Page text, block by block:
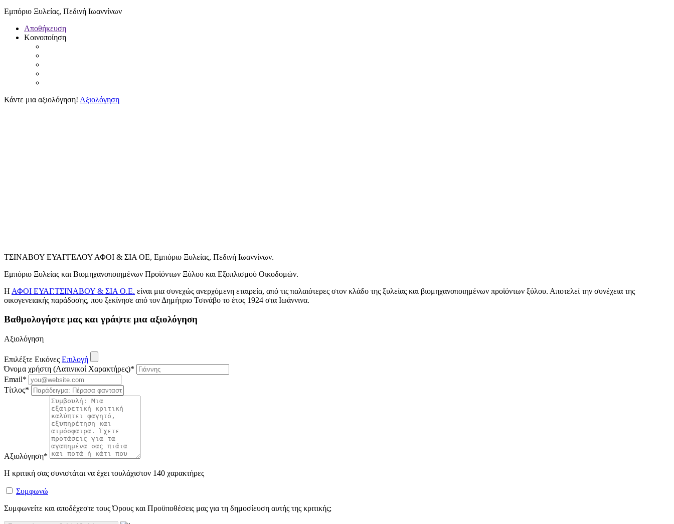
Εμπόριο Ξυλείας, Πεδινή Ιωαννίνων
Αποθήκευση
Κοινοποίηση
Κάντε μια αξιολόγηση! Αξιολόγηση
ΤΣΙΝΑΒΟΥ ΕΥΑΓΓΕΛΟΥ ΑΦΟΙ & ΣΙΑ ΟΕ, Εμπόριο Ξυλείας, Πεδινή Ιωαννίνων.
Εμπόριο Ξυλείας και Βιομηχανοποιημένων Προϊόντων Ξύλου και Εξοπλισμού Οικοδομών.
Η ΑΦΟΙ ΕΥΑΓ.ΤΣΙΝΑΒΟΥ & ΣΙΑ Ο.Ε. είναι μια συνεχώς ανερχόμενη εταιρεία, από τις παλαιότερες στον κλάδο της ξυλείας και βιομηχανοποιημένων προϊόντων ξύλου. Αποτελεί την συνέχεια της
οικογενειακής παράδοσης, που ξεκίνησε από τον Δημήτριο Τσινάβο το έτος 1924 στα Ιωάννινα.
Βαθμολογήστε μας και γράψτε μια αξιολόγηση
Αξιολόγηση
Επιλέξτε Εικόνες Επιλογή
Όνομα χρήστη (Λατινικοί Χαρακτήρες)*
Email*
Τίτλος*
Αξιολόγηση*
Η κριτική σας συνιστάται να έχει τουλάχιστον 140 χαρακτήρες
Συμφωνώ
Συμφωνείτε και αποδέχεστε τους Όρους και Προϋποθέσεις μας για τη δημοσίευση αυτής της κριτικής;